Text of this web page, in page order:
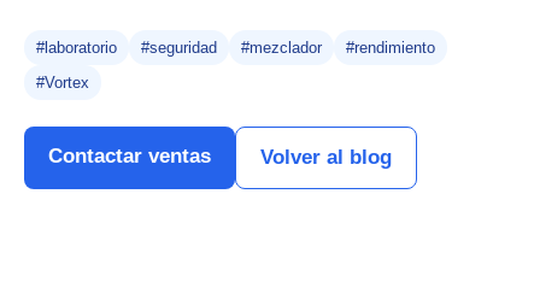
#laboratorio #seguridad #mezclador
#rendimiento
#Vortex
Contactar ventas Volver al blog